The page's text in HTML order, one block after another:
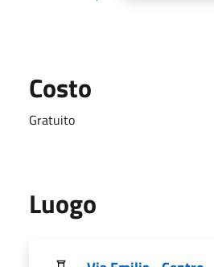
Costo
Gratuito
Luogo